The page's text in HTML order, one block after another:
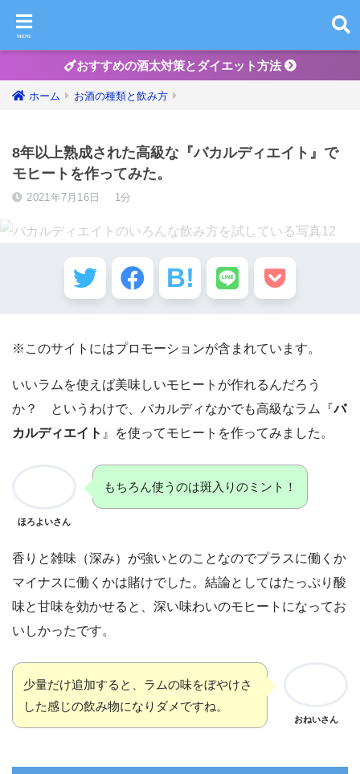
おすすめの酒太対策とダイエット方法
ホーム お酒の種類と飲み方
8年以上熟成された高級な『バカルディエイト』で
モヒートを作ってみた。
2021年7月16日 1分
※このサイトにはプロモーションが含まれています。
いいラムを使えば美味しいモヒートが作れるんだろう
か？ というわけで、バカルディなかでも高級なラム『バ
カルディエイト 』を使ってモヒートを作ってみました。
ほろよいさん
もちろん使うのは斑入りのミント！
香りと雑味（深み）が強いとのことなのでプラスに働くか
マイナスに働くかは賭けでした。結論としてはたっぷり酸
味と甘味を効かせると、深い味わいのモヒートになってお
いしかったです。
少量だけ追加すると、ラムの味をぼやけさ
した感じの飲み物になりダメですね。
おねいさん